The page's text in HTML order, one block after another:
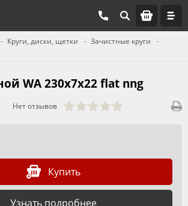
Круги, диски, щетки
Зачистные круги
WА 230х7х22 flat nng
Нет отзывов
Купить
Узнать подробнее